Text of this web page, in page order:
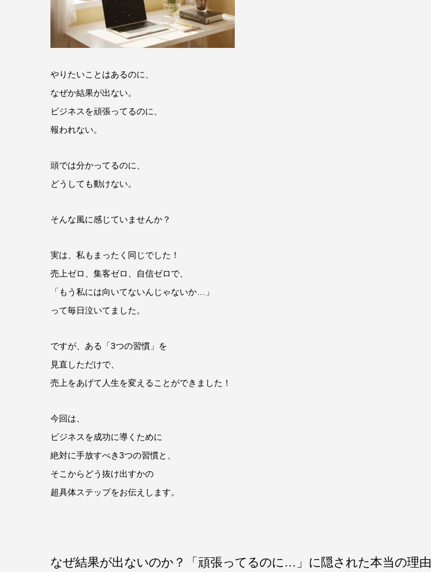
やりたいことはあるのに、
なぜか結果が出ない。
ビジネスを頑張ってるのに、
報われない。
頭では分かってるのに、
どうしても動けない。
そんな風に感じていませんか？
実は、私もまったく同じでした！
売上ゼロ、集客ゼロ、自信ゼロで、
「もう私には向いてないんじゃないか…」
って毎日泣いてました。
ですが、ある「3つの習慣」を
見直しただけで、
売上をあげて人生を変えることができました！
今回は、
ビジネスを成功に導くために
絶対に手放すべき3つの習慣と、
そこからどう抜け出すかの
超具体ステップをお伝えします。
なぜ結果が出ないのか？「頑張ってるのに…」に隠された本当の理由